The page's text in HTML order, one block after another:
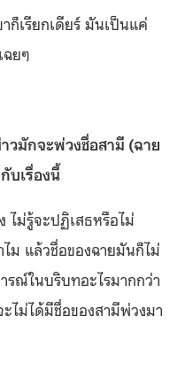
ก็เรียกเดียร์ มันเป็นแค่
ยๆ
วมักจะพ่วงชื่อสามี (ฉาย
บเรื่องนี้
ไม่รู้จะปฏิเสธหรือไม่
ม แล้วชื่อของฉายมันก็ไม่
ณ์ในบริบทอะไรมากกว่า
ไม่ได้มีชื่อของสามีพ่วงมา